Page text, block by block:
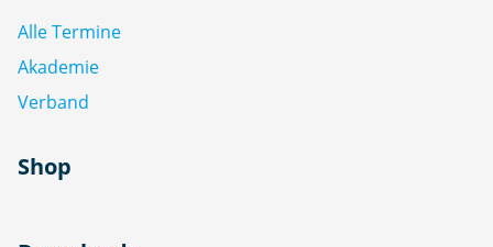
Alle Termine
Akademie
Verband
Shop